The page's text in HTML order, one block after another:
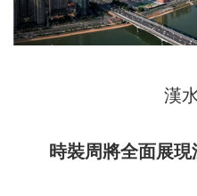
漢
時裝周將全面展